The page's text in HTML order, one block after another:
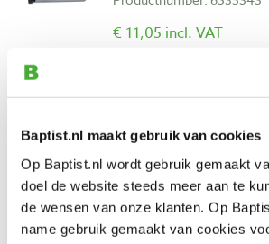
Baptist.nl maakt gebruik van cookies
Op Baptist.nl wordt gebruik gemaakt
doel de website steeds meer aan te
de wensen van onze klanten. Op
name gebruik gemaakt van cookies
€ 11,05 incl. VAT
Snelspanboorkop B16
rechtsdraaiend gebruik
Productnumber: 24166
€ 79,00 incl. VAT